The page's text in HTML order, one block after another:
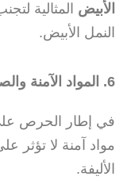
الأبيض المثالية
النمل الأبيض.
6. المواد الآمنة والصديقة للبيئة
في إطار الحرص
مواد آمنة لا تؤثر
الأليفة.